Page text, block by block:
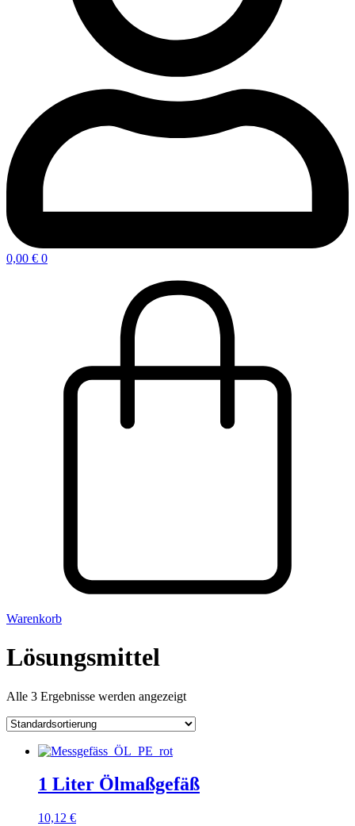
0,00 € 0
Warenkorb
Lösungsmittel
Alle 3 Ergebnisse werden angezeigt
1 Liter Ölmaßgefäß
10,12 €